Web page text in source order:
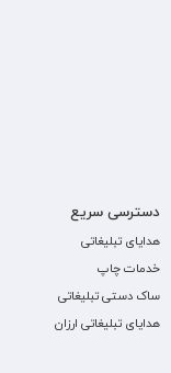
دسترسی سریع
هدایای تبلیغاتی
خدمات چاپ
ساک دستی تبلیغاتی
هدایای تبلیغاتی ارزان